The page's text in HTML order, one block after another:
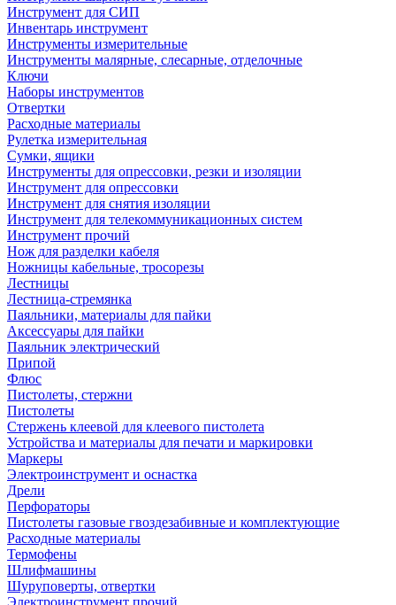
Инструмент для СИП
Инвентарь инструмент
Инструменты измерительные
Инструменты малярные, слесарные, отделочные
Ключи
Наборы инструментов
Отвертки
Расходные материалы
Рулетка измерительная
Сумки, ящики
Инструменты для опрессовки, резки и изоляции
Инструмент для опрессовки
Инструмент для снятия изоляции
Инструмент для телекоммуникационных систем
Инструмент прочий
Нож для разделки кабеля
Ножницы кабельные, тросорезы
Лестницы
Лестница-стремянка
Паяльники, материалы для пайки
Аксессуары для пайки
Паяльник электрический
Припой
Флюс
Пистолеты, стержни
Пистолеты
Стержень клеевой для клеевого пистолета
Устройства и материалы для печати и маркировки
Маркеры
Электроинструмент и оснастка
Дрели
Перфораторы
Пистолеты газовые гвоздезабивные и комплектующие
Расходные материалы
Термофены
Шлифмашины
Шуруповерты, отвертки
Электроинструмент прочий